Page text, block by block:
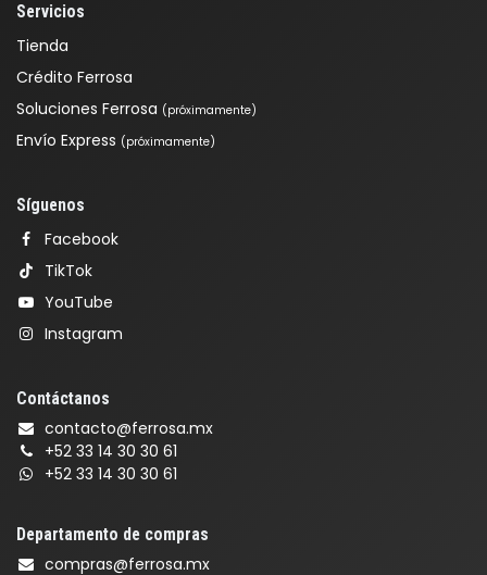
Servicios
Tienda
Crédito Ferrosa
Soluciones Ferrosa (próximamente)
Envío Express (próximamente)
Síguenos
Facebook
TikTok
YouTube
Instagram
Contáctanos
contacto@ferrosa.mx
+52 33 14 30 30 61
+52 33 14 30 30 61
Departamento de compras
compras@ferrosa.mx